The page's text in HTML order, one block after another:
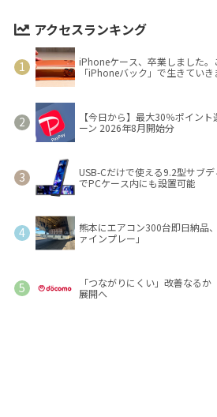
アクセスランキング
iPhoneケース、卒業しました
「iPhoneバック」で生きていき
【今日から】最大30％ポイン
ーン 2026年8月開始分
USB-Cだけで使える9.2型サブ
でPCケース内にも設置可能
熊本にエアコン300台即日納品
ァインプレー」
「つながりにくい」改善なる
展開へ